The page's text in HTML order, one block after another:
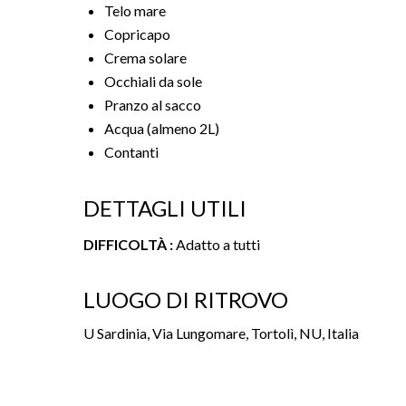
Telo mare
Copricapo
Crema solare
Occhiali da sole
Pranzo al sacco
Acqua (almeno 2L)
Contanti
DETTAGLI UTILI
DIFFICOLTÀ :Adatto a tutti
LUOGO DI RITROVO
U Sardinia, Via Lungomare, Tortolì, NU, Italia